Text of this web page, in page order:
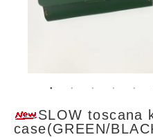
SLOW toscana
case(GREEN/